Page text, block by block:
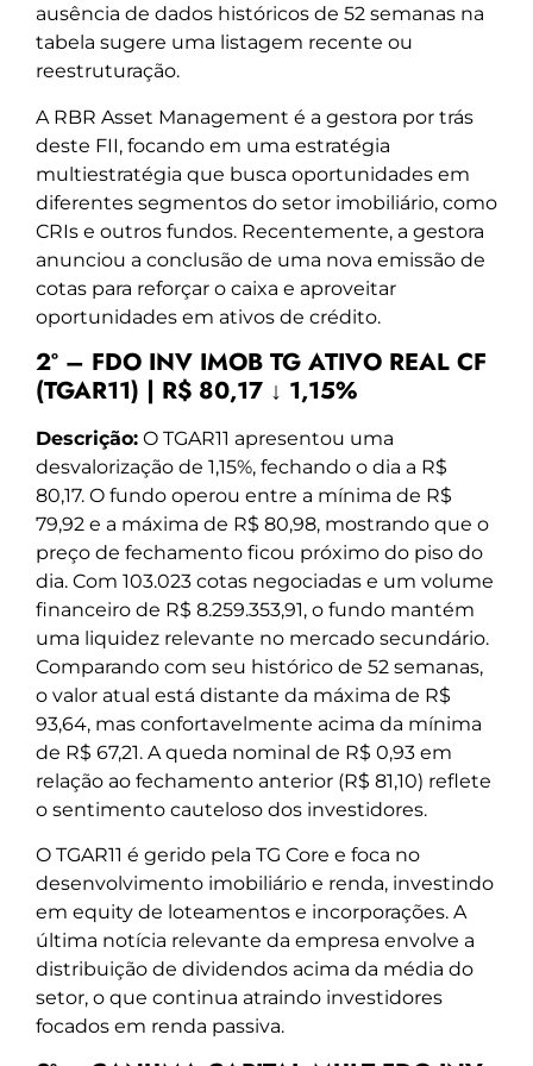
ausência de dados históricos de 52 semanas na
tabela sugere uma listagem recente ou
reestruturação.
A RBR Asset Management é a gestora por trás
deste FII, focando em uma estratégia
multiestratégia que busca oportunidades em
diferentes segmentos do setor imobiliário, como
CRIs e outros fundos. Recentemente, a gestora
anunciou a conclusão de uma nova emissão de
cotas para reforçar o caixa e aproveitar
oportunidades em ativos de crédito.
2º – FDO INV IMOB TG ATIVO REAL CF
(TGAR11) | R$ 80,17 ↓ 1,15%
Descrição: O TGAR11 apresentou uma
desvalorização de 1,15%, fechando o dia a R$
80,17. O fundo operou entre a mínima de R$
79,92 e a máxima de R$ 80,98, mostrando que o
preço de fechamento ficou próximo do piso do
dia. Com 103.023 cotas negociadas e um volume
financeiro de R$ 8.259.353,91, o fundo mantém
uma liquidez relevante no mercado secundário.
Comparando com seu histórico de 52 semanas,
o valor atual está distante da máxima de R$
93,64, mas confortavelmente acima da mínima
de R$ 67,21. A queda nominal de R$ 0,93 em
relação ao fechamento anterior (R$ 81,10) reflete
o sentimento cauteloso dos investidores.
O TGAR11 é gerido pela TG Core e foca no
desenvolvimento imobiliário e renda, investindo
em equity de loteamentos e incorporações. A
última notícia relevante da empresa envolve a
distribuição de dividendos acima da média do
setor, o que continua atraindo investidores
focados em renda passiva.